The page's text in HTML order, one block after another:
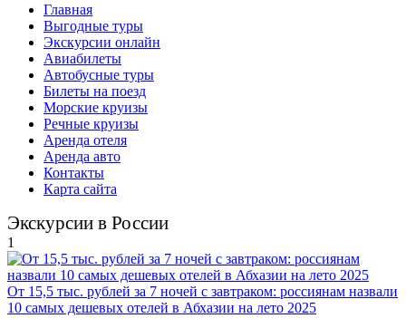
Главная
Выгодные туры
Экскурсии онлайн
Авиабилеты
Автобусные туры
Билеты на поезд
Морские круизы
Речные круизы
Аренда отеля
Аренда авто
Контакты
Карта сайта
Экскурсии в России
1
От 15,5 тыс. рублей за 7 ночей с завтраком: россиянам назвали
10 самых дешевых отелей в Абхазии на лето 2025